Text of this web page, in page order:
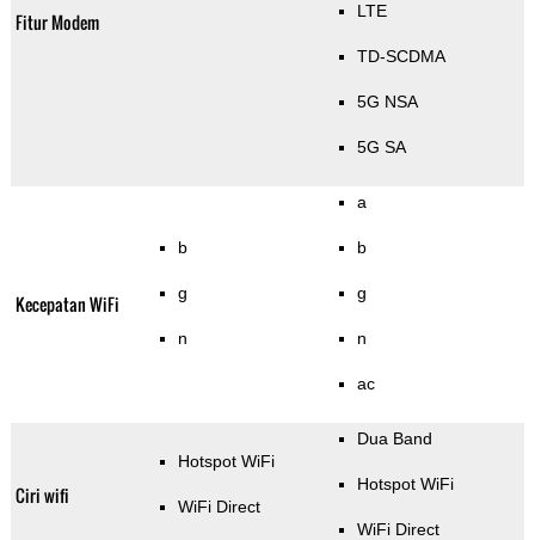
Fitur Modem LTE
TD-SCDMA
5G NSA
5G SA
Kecepatan WiFi
b
g
n
a
b
g
n
ac
Ciri wifi
Hotspot WiFi
WiFi Direct
Dua Band
Hotspot WiFi
WiFi Direct